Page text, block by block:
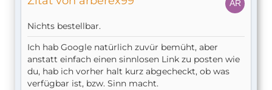
Nichts bestellbar.
Ich hab Google natürlich zuvür bemüht, aber
anstatt einfach einen sinnlosen Link zu posten wie
du, hab ich vorher halt kurz abgecheckt, ob was
verfügbar ist, bzw. Sinn macht.